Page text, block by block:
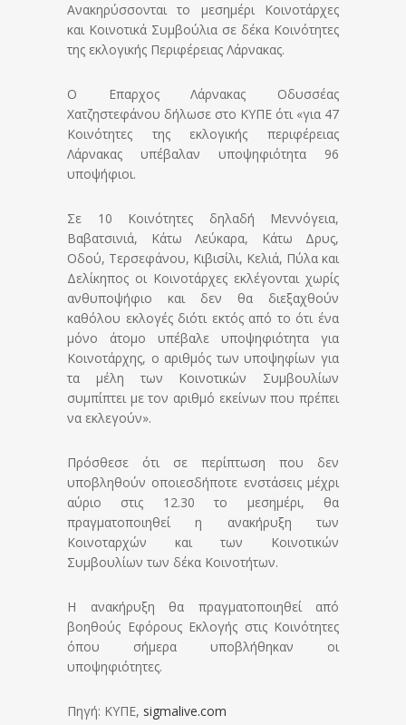
Ανακηρύσσονται το μεσημέρι Κοινοτάρχες
και Κοινοτικά Συμβούλια σε δέκα Κοινότητες
της εκλογικής Περιφέρειας Λάρνακας.
Ο Επαρχος Λάρνακας Οδυσσέας
Χατζηστεφάνου δήλωσε στο ΚΥΠΕ ότι «για 47
Κοινότητες της εκλογικής περιφέρειας
Λάρνακας υπέβαλαν υποψηφιότητα 96
υποψήφιοι.
Σε 10 Κοινότητες δηλαδή Μεννόγεια,
Βαβατσινιά, Κάτω Λεύκαρα, Κάτω Δρυς,
Οδού, Τερσεφάνου, Κιβισίλι, Κελιά, Πύλα και
Δελίκηπος οι Κοινοτάρχες εκλέγονται χωρίς
ανθυποψήφιο και δεν θα διεξαχθούν
καθόλου εκλογές διότι εκτός από το ότι ένα
μόνο άτομο υπέβαλε υποψηφιότητα για
Κοινοτάρχης, ο αριθμός των υποψηφίων για
τα μέλη των Κοινοτικών Συμβουλίων
συμπίπτει με τον αριθμό εκείνων που πρέπει
να εκλεγούν».
Πρόσθεσε ότι σε περίπτωση που δεν
υποβληθούν οποιεσδήποτε ενστάσεις μέχρι
αύριο στις 12.30 το μεσημέρι, θα
πραγματοποιηθεί η ανακήρυξη των
Κοινοταρχών και των Κοινοτικών
Συμβουλίων των δέκα Κοινοτήτων.
Η ανακήρυξη θα πραγματοποιηθεί από
βοηθούς Εφόρους Εκλογής στις Κοινότητες
όπου σήμερα υποβλήθηκαν οι
υποψηφιότητες.
Πηγή: ΚΥΠΕ, sigmalive.com